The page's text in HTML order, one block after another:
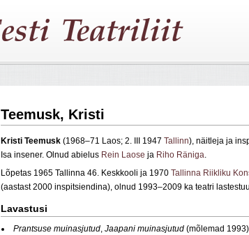
Teemusk, Kristi
Kristi Teemusk (1968–71 Laos; 2. III 1947 Tallinn), näitleja ja
Isa insener. Olnud abielus Rein Laose ja Riho Räniga.
Lõpetas 1965 Tallinna 46. Keskkooli ja 1970 Tallinna Riikliku
(aastast 2000 inspitsiendina), olnud 1993–2009 ka teatri
Lavastusi
Prantsuse muinasjutud, Jaapani muinasjutud (mõlemad